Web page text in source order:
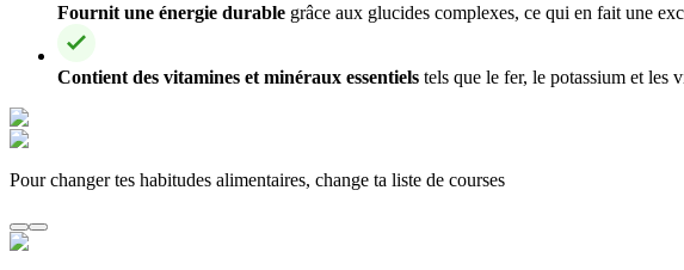
Fournit une énergie durable grâce aux glucides complexes, ce qui en fait une
Contient des vitamines et minéraux essentiels tels que le fer, le potassium et les
Pour changer tes habitudes alimentaires, change ta liste de courses